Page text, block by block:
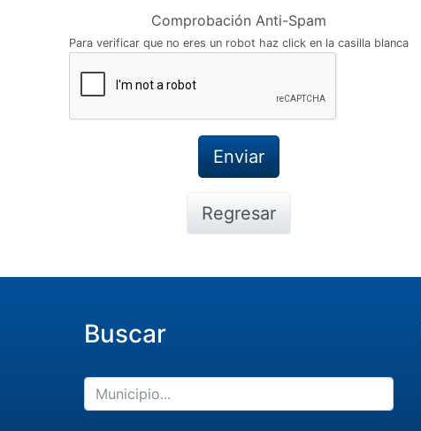
Comprobación Anti-Spam
Para verificar que no eres un robot haz click en la casilla blanca
Regresar
Buscar